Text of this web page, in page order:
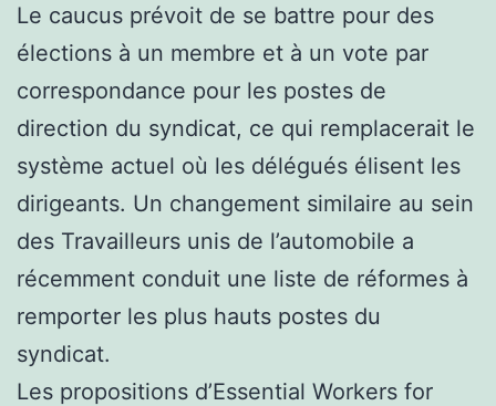
Le caucus prévoit de se battre pour des
élections à un membre et à un vote par
correspondance pour les postes de
direction du syndicat, ce qui remplacerait le
système actuel où les délégués élisent les
dirigeants. Un changement similaire au sein
des Travailleurs unis de l’automobile a
récemment conduit une liste de réformes à
remporter les plus hauts postes du
syndicat.
Les propositions d’Essential Workers for